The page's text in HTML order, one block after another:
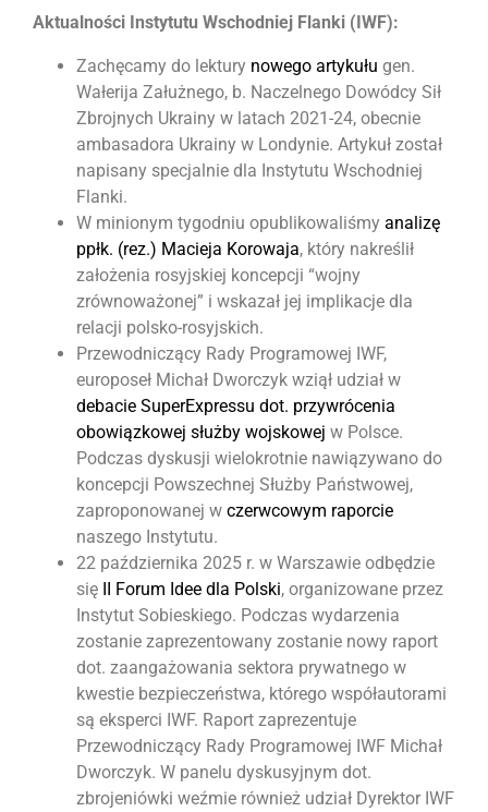
Aktualności Instytutu Wschodniej Flanki (IWF):
Zachęcamy do lektury nowego artykułu gen.
Wałerija Załużnego, b. Naczelnego Dowódcy Sił
Zbrojnych Ukrainy w latach 2021-24, obecnie
ambasadora Ukrainy w Londynie. Artykuł został
napisany specjalnie dla Instytutu Wschodniej
Flanki.
W minionym tygodniu opublikowaliśmy analizę
ppłk. (rez.) Macieja Korowaja, który nakreślił
założenia rosyjskiej koncepcji “wojny
zrównoważonej” i wskazał jej implikacje dla
relacji polsko-rosyjskich.
Przewodniczący Rady Programowej IWF,
europoseł Michał Dworczyk wziął udział w
debacie SuperExpressu dot. przywrócenia
obowiązkowej służby wojskowej w Polsce.
Podczas dyskusji wielokrotnie nawiązywano do
koncepcji Powszechnej Służby Państwowej,
zaproponowanej w czerwcowym raporcie
naszego Instytutu.
22 października 2025 r. w Warszawie odbędzie
się II Forum Idee dla Polski, organizowane przez
Instytut Sobieskiego. Podczas wydarzenia
zostanie zaprezentowany zostanie nowy raport
dot. zaangażowania sektora prywatnego w
kwestie bezpieczeństwa, którego współautorami
są eksperci IWF. Raport zaprezentuje
Przewodniczący Rady Programowej IWF Michał
Dworczyk. W panelu dyskusyjnym dot.
zbrojeniówki weźmie również udział Dyrektor IWF